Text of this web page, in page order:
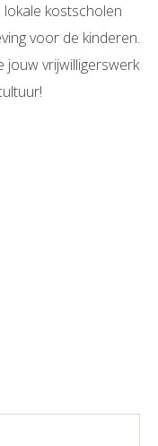
kostscholen
voor de kinderen.
jouw vrijwilligerswerk